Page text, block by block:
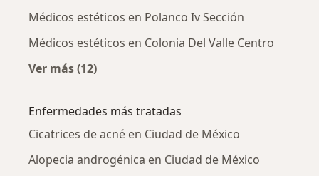
Médicos estéticos en Polanco Iv Sección
Médicos estéticos en Colonia Del Valle Centro
Ver más (12)
Enfermedades más tratadas
Cicatrices de acné en Ciudad de México
Alopecia androgénica en Ciudad de México